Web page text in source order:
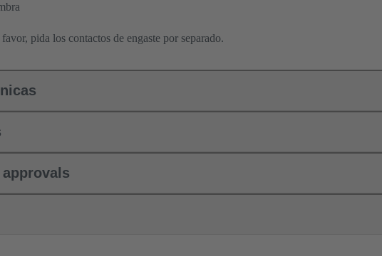
favor, pida los contactos de engaste por separado.